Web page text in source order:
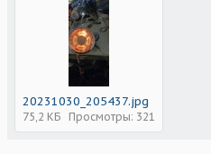
20231030_205437.jpg
75,2 КБ Просмотры: 321